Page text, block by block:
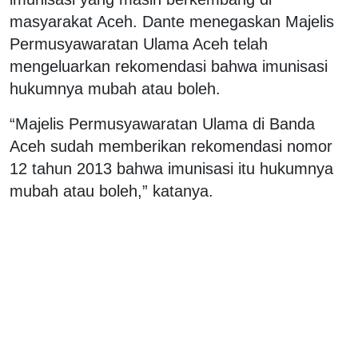
masyarakat Aceh. Dante menegaskan Majelis
Permusyawaratan Ulama Aceh telah
mengeluarkan rekomendasi bahwa imunisasi
hukumnya mubah atau boleh.
“Majelis Permusyawaratan Ulama di Banda
Aceh sudah memberikan rekomendasi nomor
12 tahun 2013 bahwa imunisasi itu hukumnya
mubah atau boleh,” katanya.